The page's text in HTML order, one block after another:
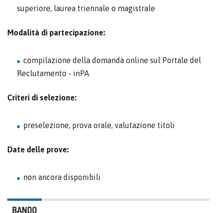
superiore, laurea triennale o magistrale
Modalità di partecipazione:
compilazione della domanda online sul Portale del
Reclutamento - inPA
Criteri di selezione:
preselezione, prova orale, valutazione titoli
Date delle prove:
non ancora disponibili
BANDO